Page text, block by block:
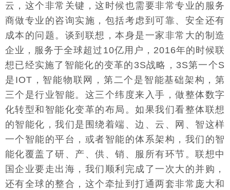
云，这个非常关键，这时候也需要非常专业的服务
商做专业的咨询实施，包括考虑到可靠、安全还有
成本的问题。谈到联想，本身是一家非常大的制造
企业，服务于全球超过10亿用户，2016年的时候联
想已经实施了智能化的变革的3S战略，3S第一个S
是IOT，智能物联网，第二个是智能基础架构，第
三个是行业智能。这三个纬度来入手，做整体数字
化转型和智能化变革的布局。如果我们看整体联想
的智能化，我们是围绕着端、边、云、网、智这样
一个智能的平台，或者智能的体系架构，我们的智
能化覆盖了研、产、供、销、服所有环节。联想中
国企业要走出海，我们顺利完成了一次大的并购，
还有全球的整合，这个牵扯到打通两套非常庞大和